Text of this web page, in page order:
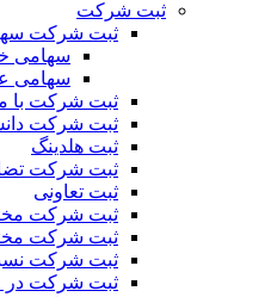
ثبت شرکت
ثبت شرکت
سهامی
سهامی
ثبت شرکت با
ثبت شرکت
ثبت هلدینگ
ثبت شرکت
ثبت تعاونی
ثبت شرکت
ثبت شرکت
ثبت شرکت
ثبت شرکت در